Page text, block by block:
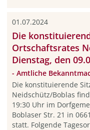
01.07.2024
Die
Ortschaftsrates
Dienstag, den
- Amtliche
Die konstituierende
Neidschütz/Boblas
19:30 Uhr im
Boblaser Str. 21 in
statt. Folgende